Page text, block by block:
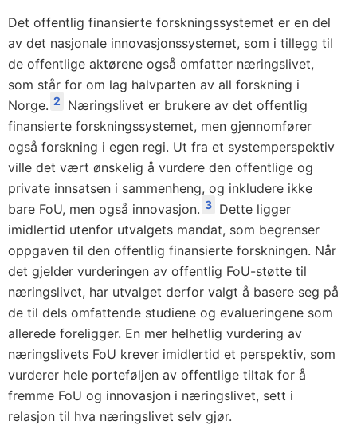
Det offentlig finansierte forskningssystemet er en del
av det nasjonale innovasjonssystemet, som i tillegg til
de offentlige aktørene også omfatter næringslivet,
som står for om lag halvparten av all forskning i
Norge. 2
Næringslivet er brukere av det offentlig
finansierte forskningssystemet, men gjennomfører
også forskning i egen regi. Ut fra et systemperspektiv
ville det vært ønskelig å vurdere den offentlige og
private innsatsen i sammenheng, og inkludere ikke
bare FoU, men også innovasjon. 3 Dette ligger
imidlertid utenfor utvalgets mandat, som begrenser
oppgaven til den offentlig finansierte forskningen. Når
det gjelder vurderingen av offentlig FoU-støtte til
næringslivet, har utvalget derfor valgt å basere seg på
de til dels omfattende studiene og evalueringene som
allerede foreligger. En mer helhetlig vurdering av
næringslivets FoU krever imidlertid et perspektiv, som
vurderer hele porteføljen av offentlige tiltak for å
fremme FoU og innovasjon i næringslivet, sett i
relasjon til hva næringslivet selv gjør.